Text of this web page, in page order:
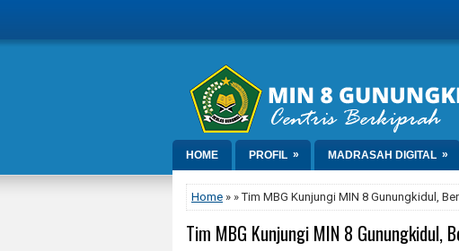
HOME PROFIL » MADRASAH DIGITAL »
Home » » Tim MBG Kunjungi MIN 8 Gunungkidul,
Tim MBG Kunjungi MIN 8 Gunungkidul,